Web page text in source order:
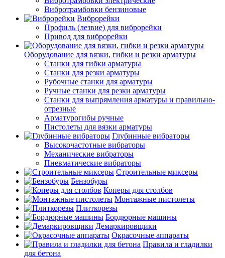
Вибротрамбовки бензиновые
Виброрейки
Профиль (лезвие) для виброрейки
Привод для виброрейки
Оборудование для вязки, гибки и резки арматуры
Станки для гибки арматуры
Станки для резки арматуры
Рубочные станки для арматуры
Ручные станки для резки арматуры
Станки для выпрямления арматуры и правильно-
отрезные
Арматурогибы ручные
Пистолеты для вязки арматуры
Глубинные вибраторы
Высокочастотные вибраторы
Механические вибраторы
Пневматические вибраторы
Строительные миксеры
Бензобуры
Коперы для столбов
Монтажные пистолеты
Плиткорезы
Бордюрные машины
Демаркировщики
Окрасочные аппараты
Правила и гладилки
для бетона